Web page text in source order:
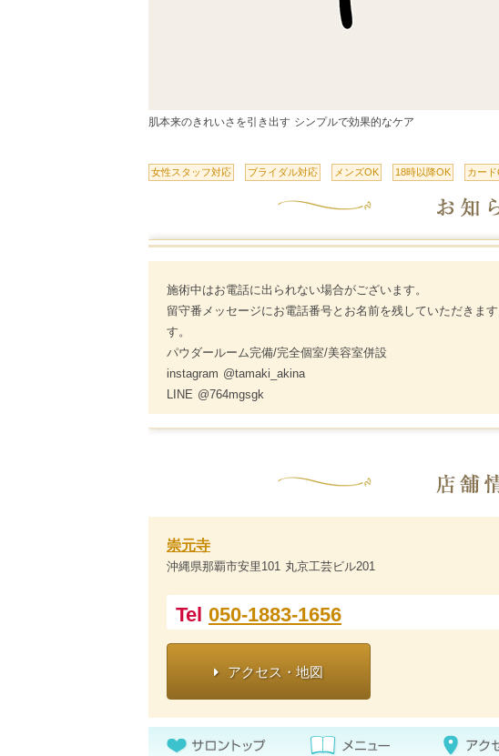
肌本来のきれいさを引き出す シンプルで効果的なケア
女性スタッフ対応 ブライダル対応 メンズOK 18時以降OK カー
施術中はお電話に出られない場合がございます。
留守番メッセージにお電話番号とお名前を残していただきま
す。
パウダールーム完備/完全個室/美容室併設
instagram @tamaki_akina
LINE @764mgsgk
崇元寺
沖縄県那覇市安里101 丸京工芸ビル201
Tel 050-1883-1656
アクセス・地図